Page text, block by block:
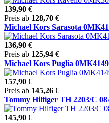
139,90 €
Preis ab 128,70 €
Michael Kors Sarasota
136,90 €
Preis ab 125,94 €
Michael Kors Puglia
157,90 €
Preis ab 145,26 €
Tommy Hilfiger TH 2203/C
145,90 €